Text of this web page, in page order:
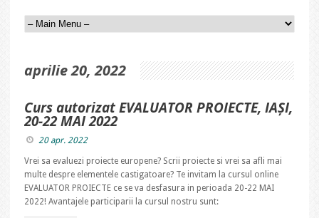
aprilie 20, 2022
Curs autorizat EVALUATOR PROIECTE, IAȘI,
20-22 MAI 2022
20 apr. 2022
Vrei sa evaluezi proiecte europene? Scrii proiecte si vrei sa afli mai
multe despre elementele castigatoare? Te invitam la cursul online
EVALUATOR PROIECTE ce se va desfasura in perioada 20-22 MAI
2022! Avantajele participarii la cursul nostru sunt: